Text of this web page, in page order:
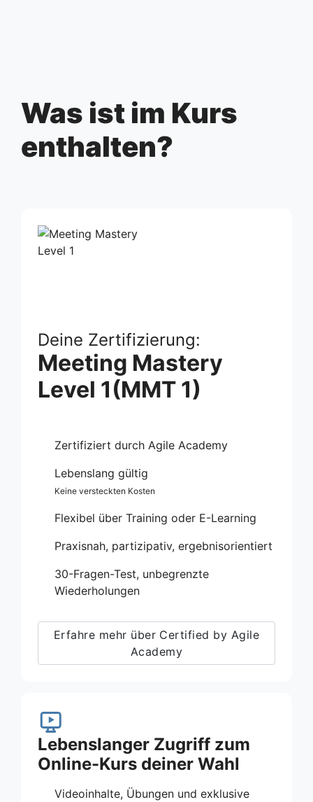
Was ist im Kurs
enthalten?
Deine Zertifizierung:
Meeting Mastery
Level 1(MMT 1)
Zertifiziert durch Agile Academy
Lebenslang gültig
Keine versteckten Kosten
Flexibel über Training oder E-Learning
Praxisnah, partizipativ, ergebnisorientiert
30-Fragen-Test, unbegrenzte
Wiederholungen
Erfahre mehr über Certified by Agile
Academy
Lebenslanger Zugriff zum
Online-Kurs deiner Wahl
Videoinhalte, Übungen und exklusive